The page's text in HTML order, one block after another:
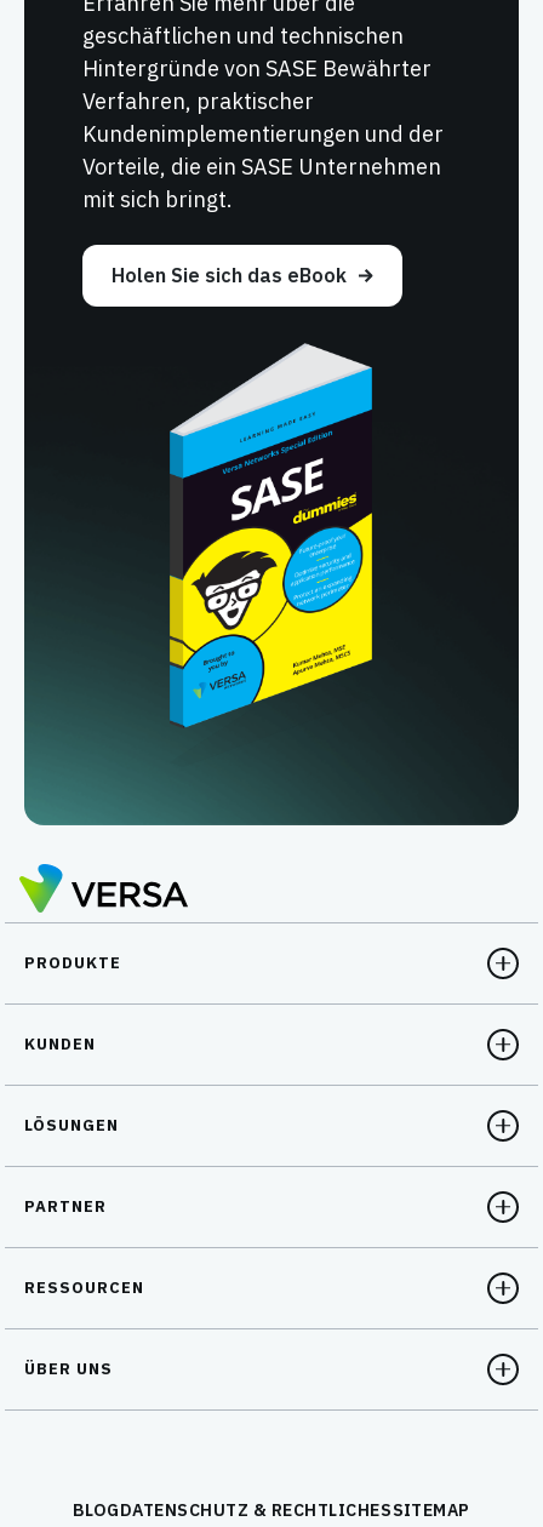
geschäftlichen und technischen
Hintergründe von SASE Bewährter
Verfahren, praktischer
Kundenimplementierungen und der
Vorteile, die ein SASE Unternehmen
mit sich bringt.
Holen Sie sich das eBook
PRODUKTE
KUNDEN
LÖSUNGEN
PARTNER
RESSOURCEN
ÜBER UNS
BLOGDATENSCHUTZ & RECHTLICHESSITEMAP